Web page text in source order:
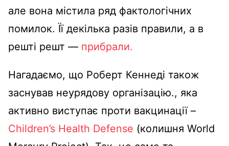
але вона містила ряд фактологічних
помилок. Її декілька разів правили, а в
решті решт — прибрали.
Нагадаємо, що Роберт Кеннеді також
заснував неурядову організацію., яка
активно виступає проти вакцинації –
Children’s Health Defense (колишня World